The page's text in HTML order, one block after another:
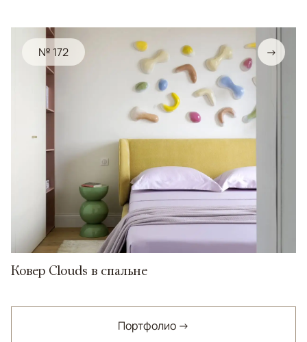
№ 172 →
Ковер Clouds в спальне
Портфолио →